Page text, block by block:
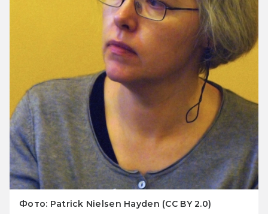
Фото: Patrick Nielsen Hayden (CC BY 2.0)